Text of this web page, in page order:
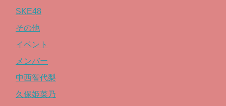
SKE48
その他
イベント
メンバー
中西智代梨
久保姫菜乃